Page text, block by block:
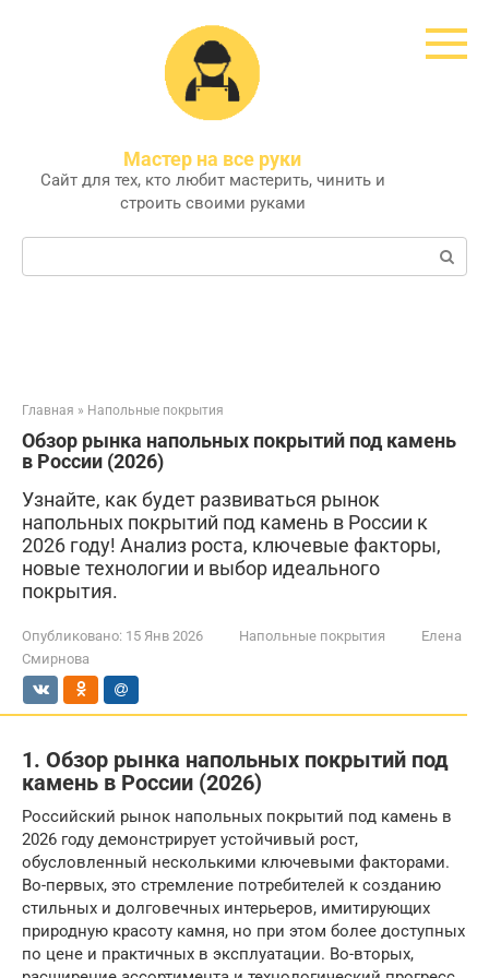
Мастер на все руки
Сайт для тех, кто любит мастерить, чинить и
строить своими руками
Поиск:
Главная » Напольные покрытия
Обзор рынка напольных покрытий под камень
в России (2026)
Узнайте, как будет развиваться рынок
напольных покрытий под камень в России к
2026 году! Анализ роста, ключевые факторы,
новые технологии и выбор идеального
покрытия.
Опубликовано: 15 Янв 2026 Напольные покрытия
Елена
Смирнова
1. Обзор рынка напольных покрытий под
камень в России (2026)
Российский рынок напольных покрытий под камень в
2026 году демонстрирует устойчивый рост,
обусловленный несколькими ключевыми факторами.
Во-первых, это стремление потребителей к созданию
стильных и долговечных интерьеров, имитирующих
природную красоту камня, но при этом более доступных
по цене и практичных в эксплуатации. Во-вторых,